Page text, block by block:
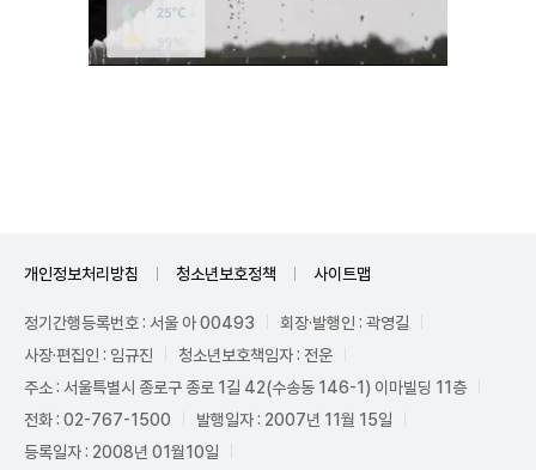
개인정보처리방침 청소년보호정책 사이트맵
정기간행등록번호 : 서울 아 00493
회장·발행인 : 곽영길
사장·편집인 : 임규진
청소년보호책임자 : 전운
주소 : 서울특별시 종로구 종로 1길 42(수송동 146-1) 이마빌딩 11층
전화 : 02-767-1500
발행일자 : 2007년 11월 15일
등록일자 : 2008년 01월10일